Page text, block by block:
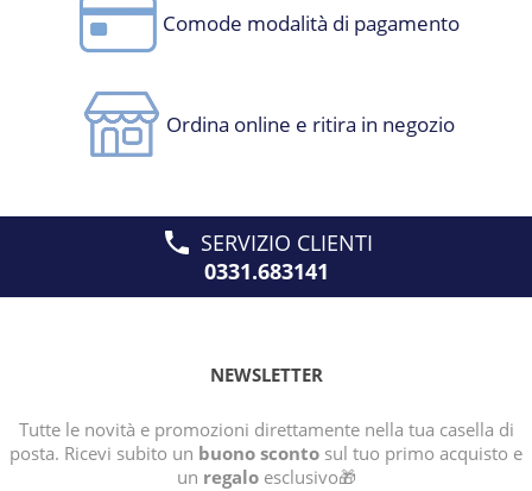
Comode modalità di pagamento
Ordina online e ritira in negozio
SERVIZIO CLIENTI
0331.683141
NEWSLETTER
Tutte le novità e promozioni direttamente nella tua casella di
posta. Ricevi subito un buono sconto sul tuo primo acquisto e
un regaloesclusivo🎁